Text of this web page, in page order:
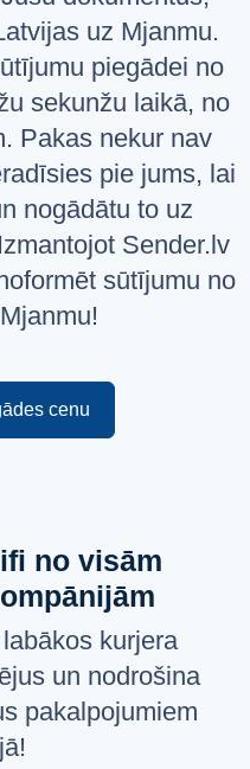
uz Mjanmu.
piegādei no
sekunžu laikā, no
Pakas nekur nav
pie jums, lai
nogādātu to uz
Sender.lv
sūtījumu no
cenu
no visām
kurjera
un nodrošina
pakalpojumiem